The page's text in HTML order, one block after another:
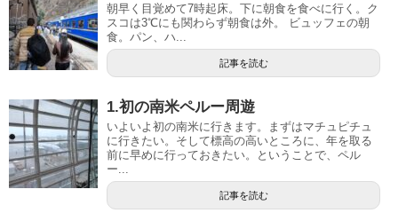
朝早く目覚めて7時起床。下に朝食を食べに行く。ク
スコは3℃にも関わらず朝食は外。 ビュッフェの朝
食。パン、ハ...
記事を読む
1.初の南米ペルー周遊
いよいよ初の南米に行きます。まずはマチュピチュ
に行きたい。そして標高の高いところに、年を取る
前に早めに行っておきたい。ということで、ペル
ー...
記事を読む